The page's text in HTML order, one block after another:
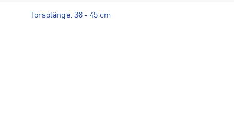
Torsolänge: 38 - 45 cm